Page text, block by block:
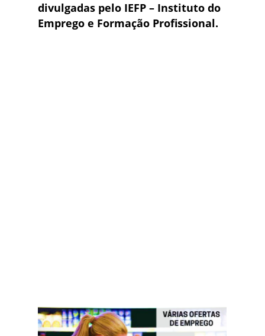
divulgadas pelo IEFP – Instituto do
Emprego e Formação Profissional.